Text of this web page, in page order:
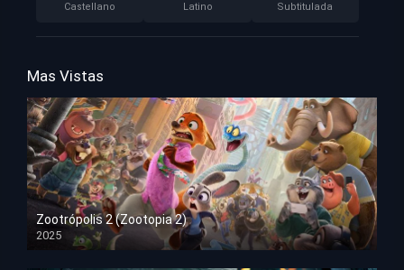
Castellano Latino Subtitulada
Mas Vistas
Zootrópolis 2 (Zootopia 2)
2025
HD 1080p